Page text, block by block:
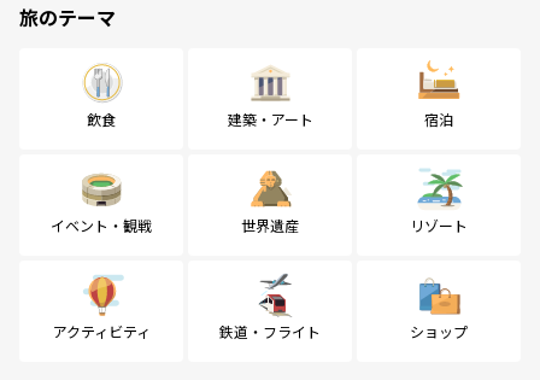
旅のテーマ
飲食 建築・アート 宿泊
イベント・観戦 世界遺産 リゾート
アクティビティ 鉄道・フライト ショップ